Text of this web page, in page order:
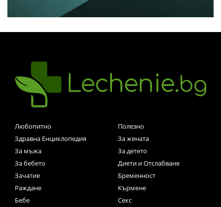
Любопитно
Полезно
Здравна Енциклопедия
За жената
За мъжа
За детето
За бебето
Диети и Отслабване
Зачатие
Бременност
Раждане
Кърмене
Бебе
Секс